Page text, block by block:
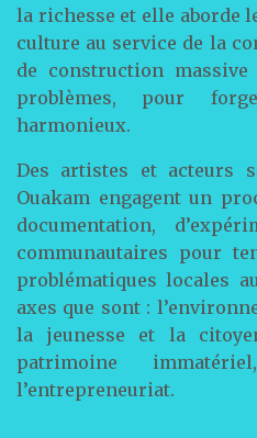
la richesse et elle aborde
culture au service de la
de construction
problèmes, pour
harmonieux.
Des artistes et acteurs
Ouakam engagent un
documentation,
communautaires pour
problématiques locales
axes que sont :
la jeunesse et la
patrimoine
l’entrepreneuriat.